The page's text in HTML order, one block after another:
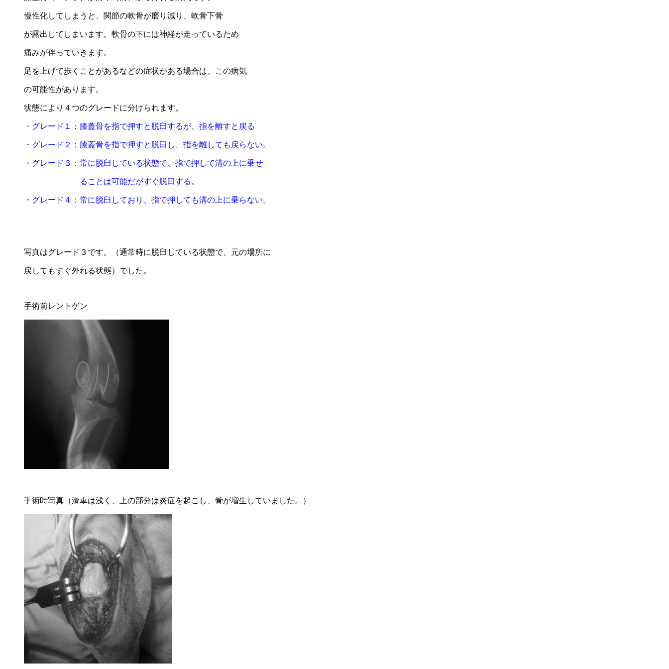
慢性化してしまうと、関節の軟骨が磨り減り、軟骨下骨
が露出してしまいます。軟骨の下には神経が走っているため
痛みが伴っていきます。
足を上げて歩くことがあるなどの症状がある場合は、この病気
の可能性があります。
状態により４つのグレードに分けられます。
・グレード１：膝蓋骨を指で押すと脱臼するが、指を離すと戻る
・グレード２：膝蓋骨を指で押すと脱臼し、指を離しても戻らない。
・グレード３：常に脱臼している状態で、指で押して溝の上に乗せ
ることは可能だがすぐ脱臼する。
・グレード４：常に脱臼しており、指で押しても溝の上に乗らない。
写真はグレード３です。（通常時に脱臼している状態で、元の場所に
戻してもすぐ外れる状態）でした。
手術前レントゲン
手術時写真（滑車は浅く、上の部分は炎症を起こし、骨が増生していました。）